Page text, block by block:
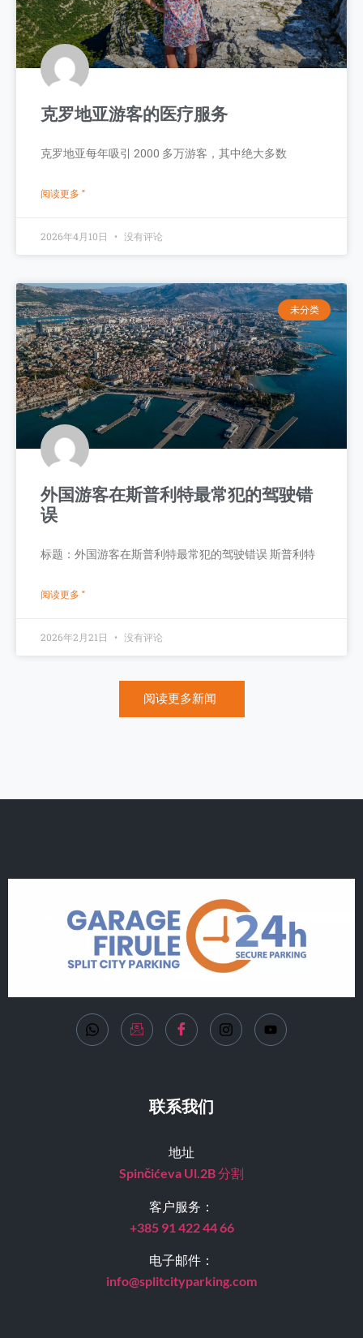
克罗地亚游客的医疗服务
克罗地亚每年吸引 2000 多万游客，其中绝大多数
阅读更多 "
2026年4月10日 没有评论
未分类
外国游客在斯普利特最常犯的驾驶错
误
标题：外国游客在斯普利特最常犯的驾驶错误 斯普利特
阅读更多 "
2026年2月21日 没有评论
阅读更多新闻
联系我们
地址
Spinčićeva Ul.2B分割
客户服务：
+385 91 422 44 66
电子邮件：
info@splitcityparking.com